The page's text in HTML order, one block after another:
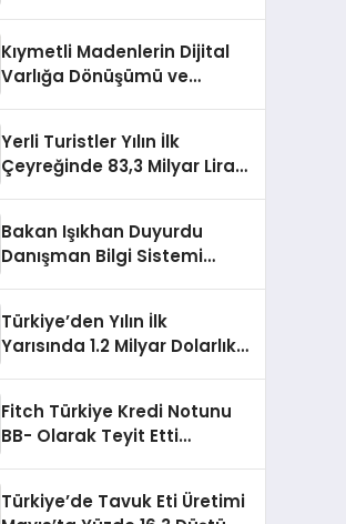
Kıymetli Madenlerin Dijital
Varlığa Dönüşümü ve
Yerli Turistler Yılın İlk
Çeyreğinde 83,3 Milyar Lirayı
Bakan Işıkhan Duyurdu
Danışman Bilgi Sistemi
Türkiye’den Yılın İlk
Yarısında 1.2 Milyar Dolarlık
Fitch Türkiye Kredi Notunu
BB- Olarak Teyit Etti
Türkiye’de Tavuk Eti Üretimi